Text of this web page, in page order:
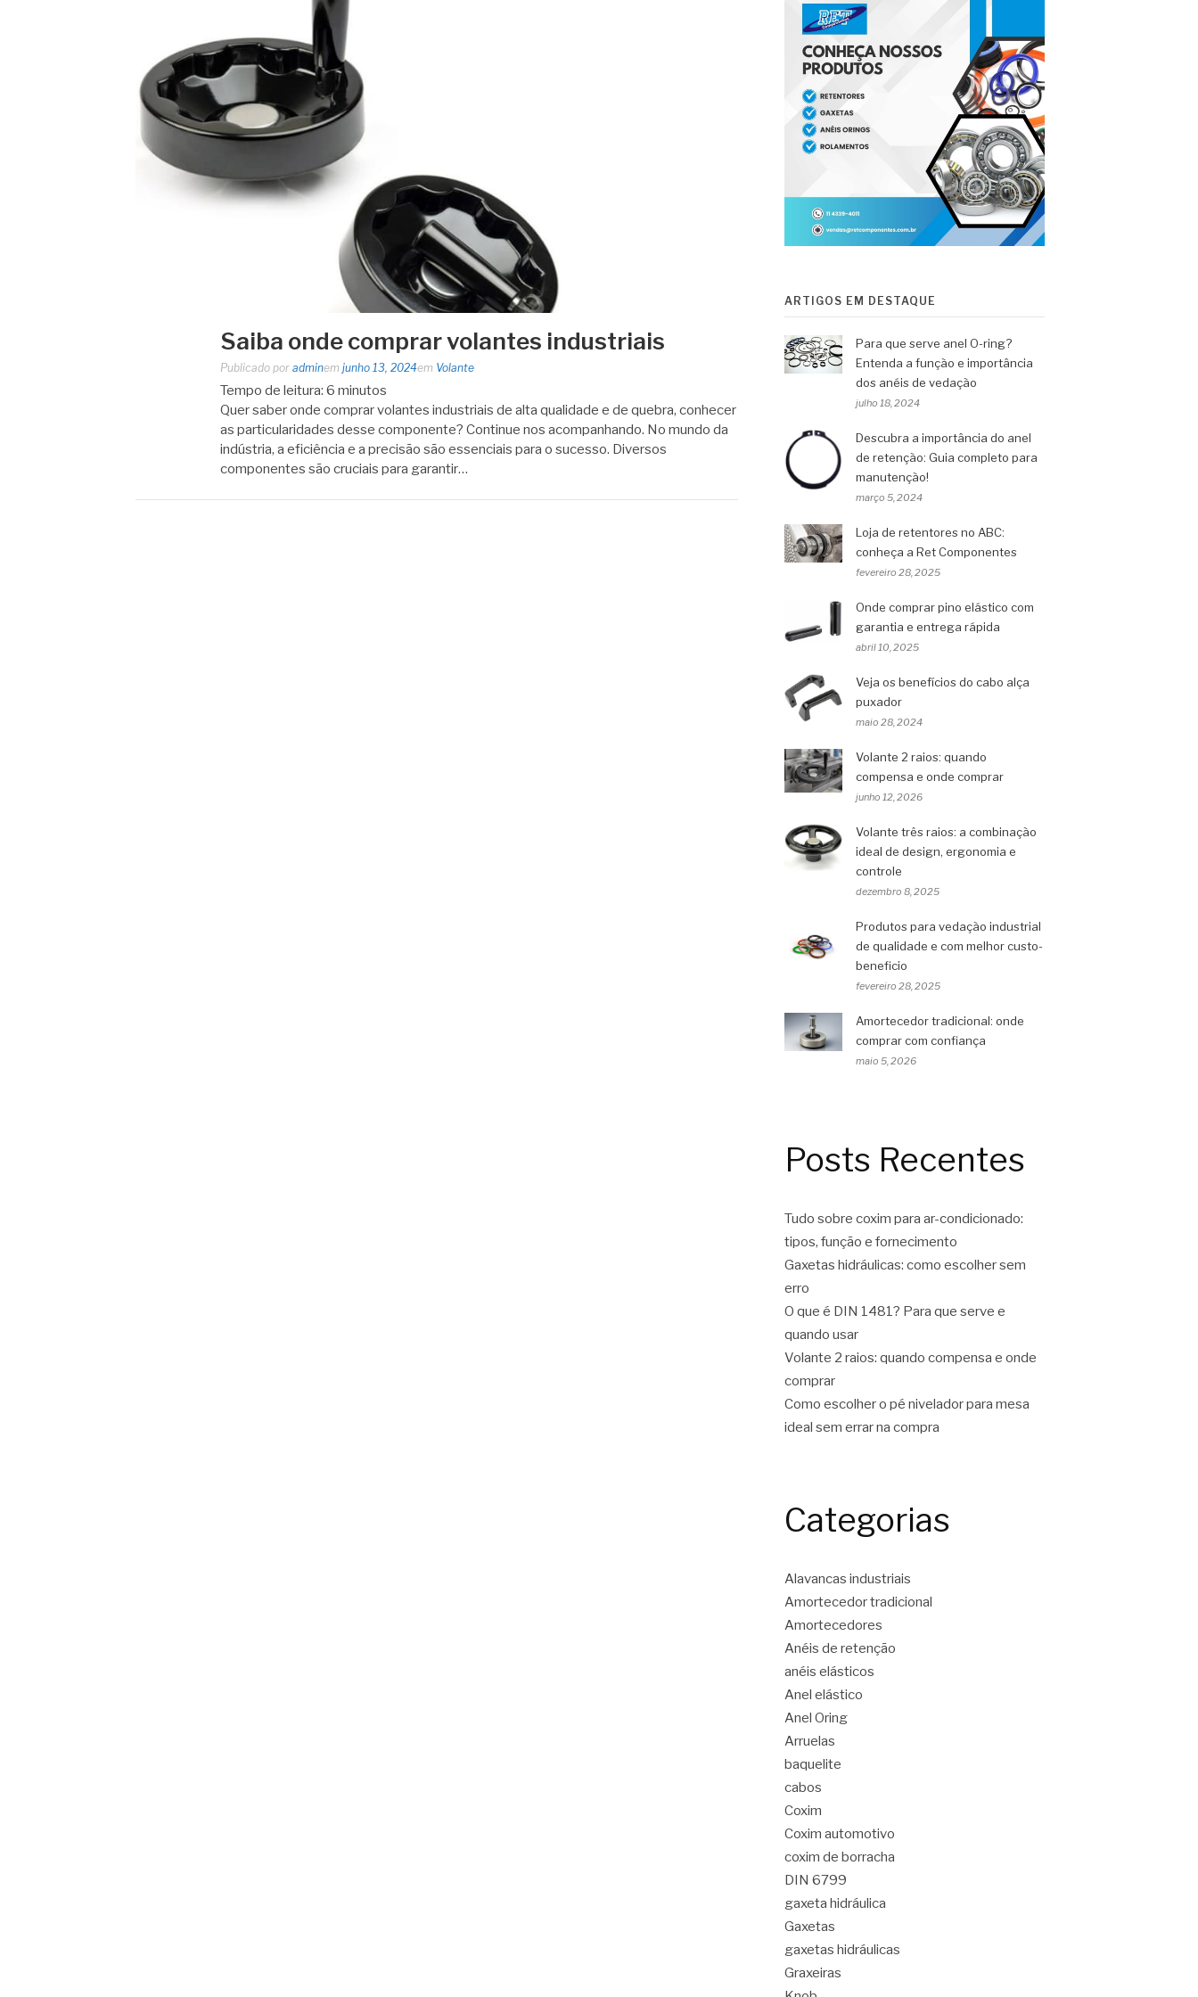
Saiba onde comprar volantes industriais
Publicado por adminem junho 13, 2024em Volante
Tempo de leitura: 6 minutos
Quer saber onde comprar volantes industriais de alta qualidade e de quebra, conhecer
as particularidades desse componente? Continue nos acompanhando. No mundo da
indústria, a eficiência e a precisão são essenciais para o sucesso. Diversos
componentes são cruciais para garantir…
ARTIGOS EM DESTAQUE
Para que serve anel O-ring?
Entenda a função e importância
dos anéis de vedação
julho 18, 2024
Descubra a importância do anel
de retenção: Guia completo para
manutenção!
março 5, 2024
Loja de retentores no ABC:
conheça a Ret Componentes
fevereiro 28, 2025
Onde comprar pino elástico com
garantia e entrega rápida
abril 10, 2025
Veja os benefícios do cabo alça
puxador
maio 28, 2024
Volante 2 raios: quando
compensa e onde comprar
junho 12, 2026
Volante três raios: a combinação
ideal de design, ergonomia e
controle
dezembro 8, 2025
Produtos para vedação industrial
de qualidade e com melhor custo-
beneficio
fevereiro 28, 2025
Amortecedor tradicional: onde
comprar com confiança
maio 5, 2026
Posts Recentes
Tudo sobre coxim para ar-condicionado:
tipos, função e fornecimento
Gaxetas hidráulicas: como escolher sem
erro
O que é DIN 1481? Para que serve e
quando usar
Volante 2 raios: quando compensa e onde
comprar
Como escolher o pé nivelador para mesa
ideal sem errar na compra
Categorias
Alavancas industriais
Amortecedor tradicional
Amortecedores
Anéis de retenção
anéis elásticos
Anel elástico
Anel Oring
Arruelas
baquelite
cabos
Coxim
Coxim automotivo
coxim de borracha
DIN 6799
gaxeta hidráulica
Gaxetas
gaxetas hidráulicas
Graxeiras